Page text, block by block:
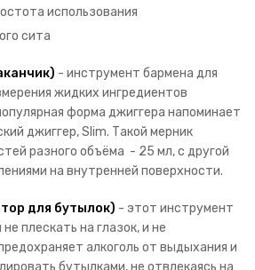
использования
сита
- инструмент бармена для
жидких ингредиентов
форма джиггера напоминает
джиггер, Slim. Такой мерник
разного объёма - 25 мл, с другой
на внутренней поверхности.
для бутылок) - этот инструмент
плескать на глазок, и не
алкоголь от выдыхания и